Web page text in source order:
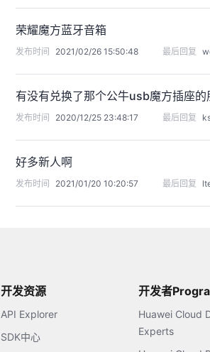
荣耀魔方蓝牙音箱
发布时间 2021/02/26 15:50:48 最后回复
有没有兑换了那个公牛usb魔方插座的
发布时间 2020/12/25 23:48:17 最后回复
好多新人啊
发布时间 2021/01/20 10:20:57 最后回复
开发资源
API Explorer
SDK中心
开发者
Huawei Cloud
Experts